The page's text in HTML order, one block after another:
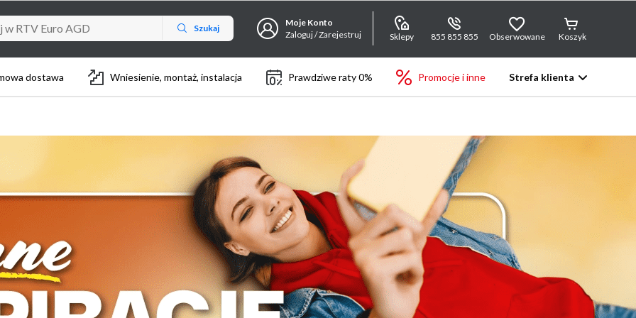
Szukaj
Moje Konto
Zaloguj / Zarejestruj
Sklepy 855 855 855 Obserwowane Koszyk
dostawa Wniesienie, montaż, instalacja Prawdziwe raty 0% Promocje i inne Strefa klienta